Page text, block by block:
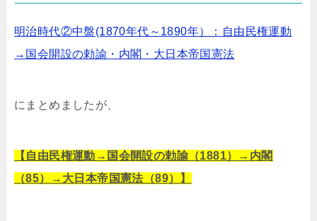
明治時代②中盤(1870年代～1890年）：自由民権運動
→国会開設の勅諭・内閣・大日本帝国憲法
にまとめましたが、
【自由民権運動→国会開設の勅諭（1881）→内閣
（85）→大日本帝国憲法（89）】